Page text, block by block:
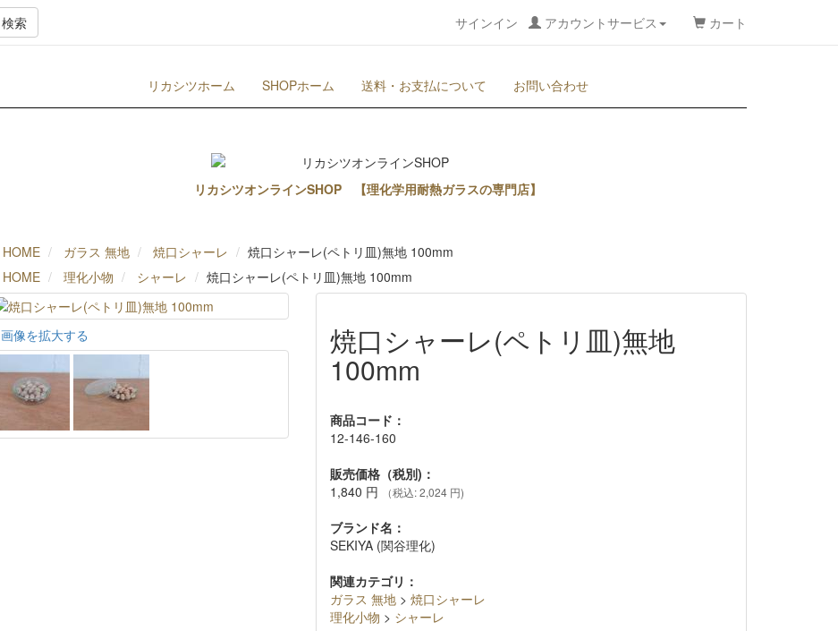
検索 サインイン アカウントサービス カート
リカシツホーム SHOPホーム 送料・お支払について お問い合わせ
リカシツオンラインSHOP 【理化学用耐熱ガラスの専門店】
HOME ガラス 無地 焼口シャーレ
焼口シャーレ(ペトリ皿)無地 100mm
HOME
理化小物 シャーレ 焼口シャーレ(ペトリ皿)無地 100mm
画像を拡大する 焼口シャーレ(ペトリ皿)無地
100mm
商品コード：
12-146-160
販売価格（税別)：
1,840 円 （税込: 2,024 円)
ブランド名：
SEKIYA (関谷理化)
関連カテゴリ：
ガラス 無地 >焼口シャーレ
理化小物 > シャーレ